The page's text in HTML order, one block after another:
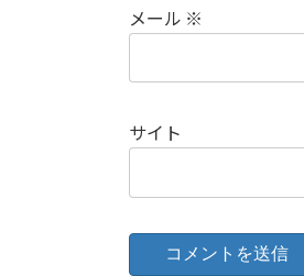
メール ※
サイト